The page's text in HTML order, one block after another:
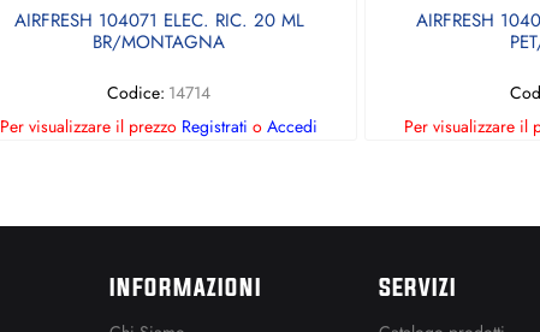
AIRFRESH 104071 ELEC. RIC. 20 ML
BR/MONTAGNA
Codice: 14714
Per visualizzare il prezzo Registrati o Accedi
AIRFRESH
Per visualizzare il
INFORMAZIONI SERVIZI